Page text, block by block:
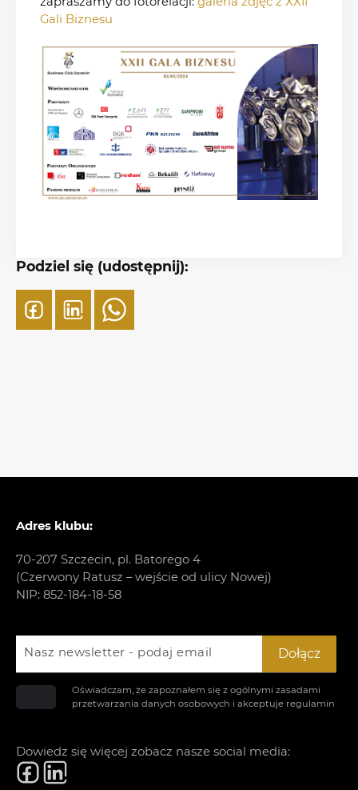
Gali Biznesu
Podziel się (udostępnij):
Adres klubu:
70-207 Szczecin, pl. Batorego 4
(Czerwony Ratusz – wejście od ulicy Nowej)
NIP: 852-184-18-58
Nasz newsletter - podaj email
Oświadczam, że zapoznałem się z ogólnymi zasadami
przetwarzania danych osobowych i akceptuje regulamin
Dołącz
Dowiedz się więcej zobacz nasze social media: